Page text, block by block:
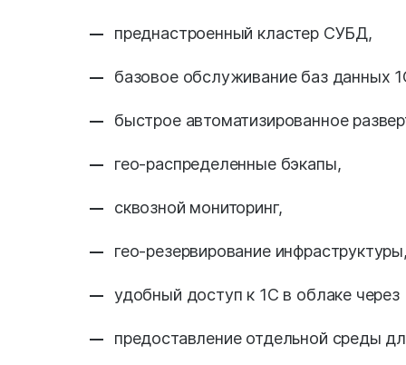
преднастроенный кластер СУБД,
базовое обслуживание баз данных
быстрое автоматизированное
гео-распределенные бэкапы,
сквозной мониторинг,
гео-резервирование
удобный доступ к 1С в облаке через
предоставление отдельной среды